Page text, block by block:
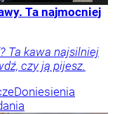
Ta najmocniej
Ta kawa najsilniej
czy ją pijesz.
Doniesienia